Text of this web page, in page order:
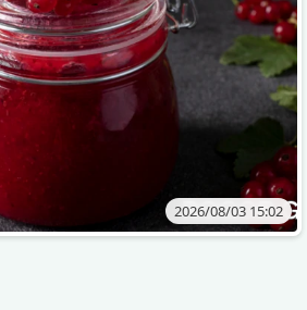
2026/08/03 15:02